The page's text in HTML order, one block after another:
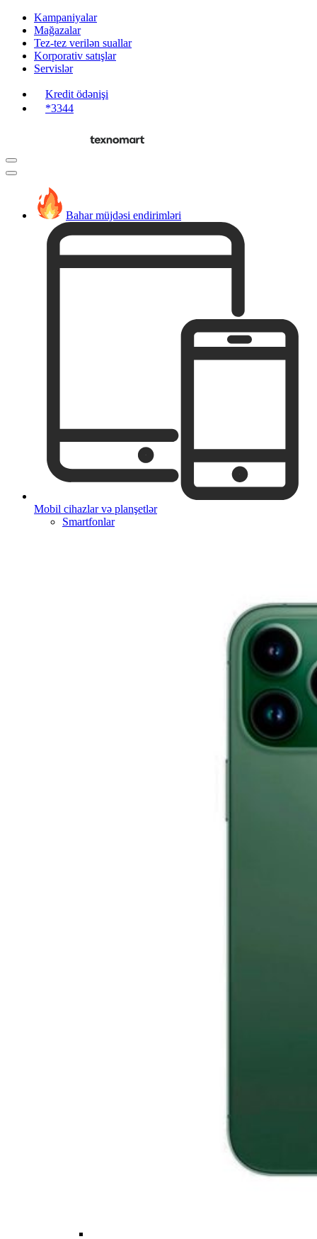
Kampaniyalar
Mağazalar
Tez-tez verilən suallar
Korporativ satışlar
Servislər
Kredit ödənişi
*3344
Bahar müjdəsi endirimləri
Mobil cihazlar və planşetlər
Smartfonlar